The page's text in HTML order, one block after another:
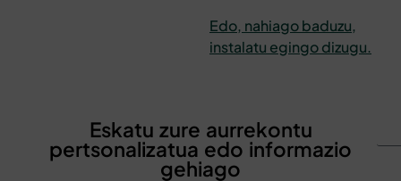
Edo, nahiago baduzu,
instalatu egingo dizugu.
Eskatu zure aurrekontu
pertsonalizatua edo informazio
gehiago